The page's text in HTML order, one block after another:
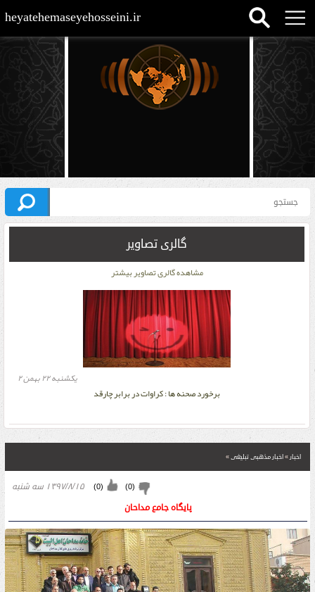
heyatehemaseyehosseini.ir
گالری تصاویر
برخورد صحنه ها : کراوات در برابر چارقد
يکشنبه ۲۲ بهمن ۲
مشاهده گالری تصاویر بیشتر
اخبار»اخبار مذهبی تبلیغی»
۱۳۹۷/۸/۱۵ سه شنبه (
0
) (
0
)
پایگاه جامع مداحان